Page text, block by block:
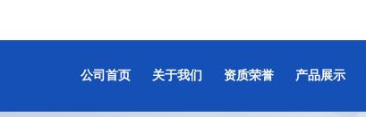
公司首页 关于我们 资质荣誉 产品展示